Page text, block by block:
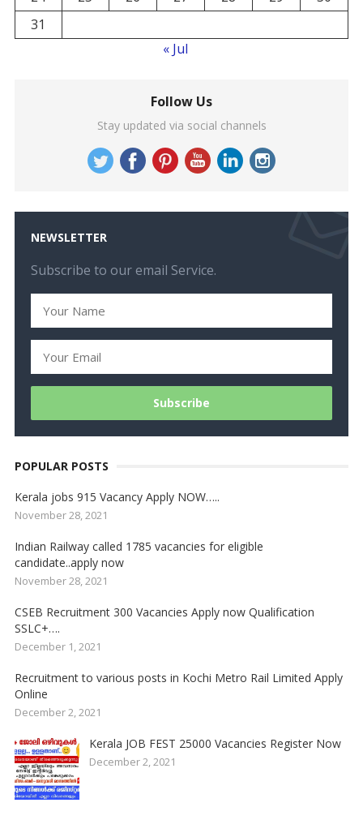
31
« Jul
Follow Us
Stay updated via social channels
NEWSLETTER
Subscribe to our email Service.
POPULAR POSTS
Kerala jobs 915 Vacancy Apply NOW…..
November 28, 2021
Indian Railway called 1785 vacancies for eligible
candidate..apply now
November 28, 2021
CSEB Recruitment 300 Vacancies Apply now Qualification
SSLC+….
December 1, 2021
Recruitment to various posts in Kochi Metro Rail Limited Apply
Online
December 2, 2021
Kerala JOB FEST 25000 Vacancies Register Now
December 2, 2021